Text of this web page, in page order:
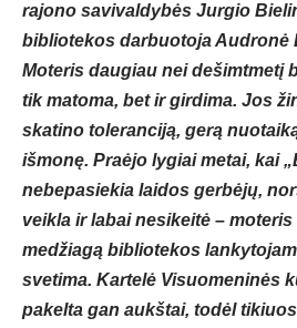
rajono savivaldybės Jurgio
bibliotekos darbuotoja Audronė
Moteris daugiau nei dešimtmetį
tik matoma, bet ir girdima. Jos
skatino toleranciją, gerą
išmonę. Praėjo lygiai metai, kai
nebepasiekia laidos gerbėjų,
veikla ir labai nesikeitė –
medžiagą bibliotekos
svetima. Kartelė Visuomeninės
pakelta gan aukštai, todėl